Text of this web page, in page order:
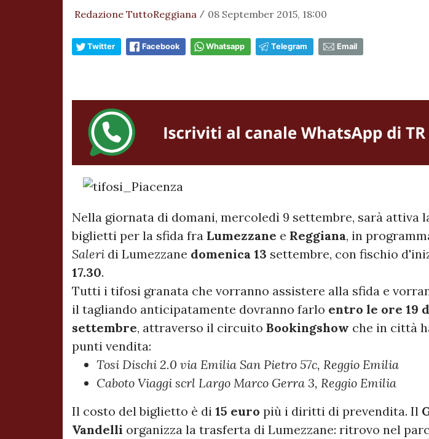
Redazione TuttoReggiana / 08 September 2015, 18:00
Twitter Facebook Whatsapp Telegram Email
Nella giornata di domani, mercoledì 9 settembre, sarà attiva
biglietti per la sfida fra Lumezzane e Reggiana, in
Saleri di Lumezzane domenica 13 settembre, con fischio
17.30.
Tutti i tifosi granata che vorranno assistere alla sfida e
il tagliando anticipatamente dovranno farlo entro le ore 19
settembre, attraverso il circuito Bookingshow che in città
punti vendita:
Tosi Dischi 2.0 via Emilia San Pietro 57c, Reggio Emilia
Caboto Viaggi scrl Largo Marco Gerra 3, Reggio Emilia
Il costo del biglietto è di 15 euro più i diritti di prevendita. Il
Vandelli organizza la trasferta di Lumezzane: ritrovo nel